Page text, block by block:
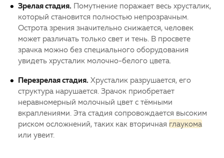
Зрелая стадия. Помутнение поражает весь хрусталик,
который становится полностью непрозрачным.
Острота зрения значительно снижается, человек
может различать только свет и тень. В просвете
зрачка можно без специального оборудования
увидеть хрусталик молочно-белого цвета.
Перезрелая стадия. Хрусталик разрушается, его
структура нарушается. Зрачок приобретает
неравномерный молочный цвет с тёмными
вкраплениями. Эта стадия сопровождается высоким
риском осложнений, таких как вторичная глаукома
или увеит.